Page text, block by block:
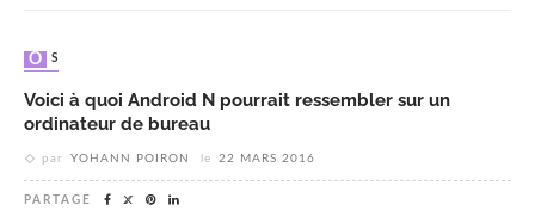
OS
Voici à quoi Android N pourrait ressembler sur un
ordinateur de bureau
par YOHANN POIRON le 22 MARS 2016
PARTAGE